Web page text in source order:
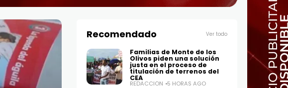
Recomendado Ver todo
Familias de Monte de los
Olivos piden una solución
justa en el proceso de
titulación de terrenos del
CEA
REDACCIÓN 5 HORAS AGO